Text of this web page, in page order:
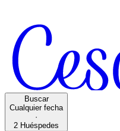
Buscar
Cualquier fecha
·
2 Huéspedes